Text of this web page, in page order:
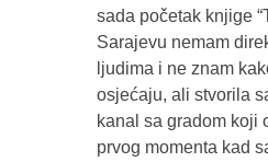
sada početak knjige
Sarajevu nemam
ljudima i ne znam
osjećaju, ali stvorila
kanal sa gradom koji
prvog momenta kad